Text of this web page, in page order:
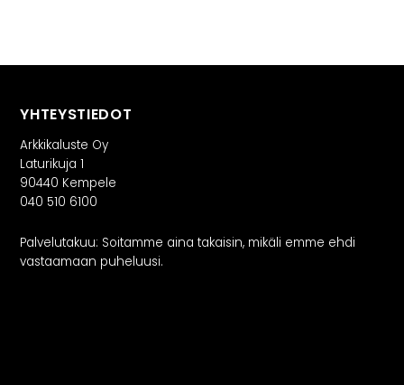
PALVELUT
Projektimyynti
YHTEYSTIEDOT
Arkkikaluste Oy
Laturikuja 1
90440 Kempele
040 510 6100
Palvelutakuu: Soitamme aina takaisin, mikäli emme ehdi
vastaamaan puheluusi.